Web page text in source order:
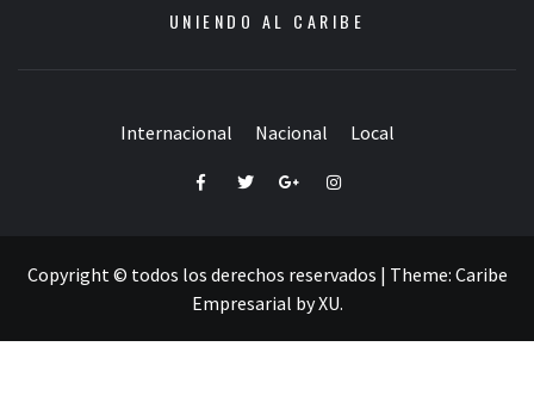
UNIENDO AL CARIBE
Internacional Nacional Local
FacebookTwitterGoogle+Instagram
Copyright © todos los derechos reservados | Theme: Caribe
Empresarial byXU.